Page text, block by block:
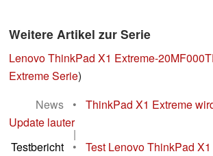
Weitere Artikel zur Serie
Lenovo ThinkPad X1 Extreme-
Extreme Serie)
News
•
ThinkPad X1 Extreme
Update lauter
|
Testbericht
•
Test Lenovo ThinkPad